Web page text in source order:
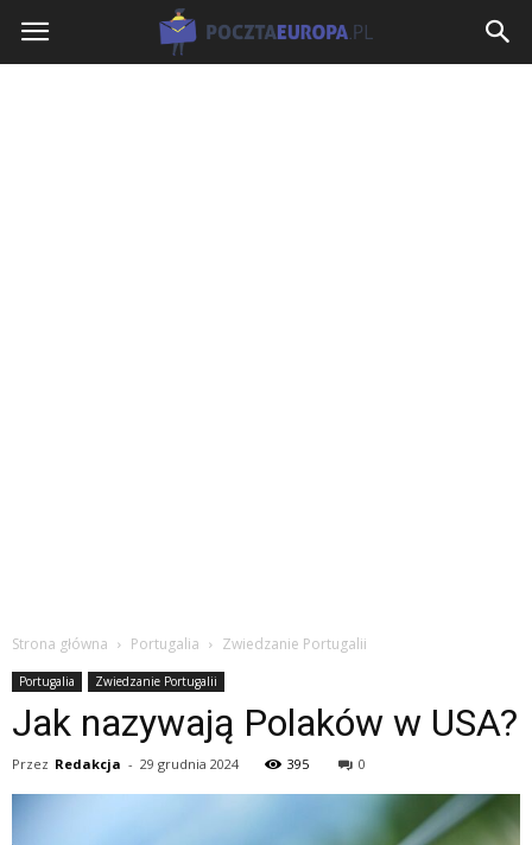
PocztaEuropa.pl
Strona główna Portugalia Zwiedzanie Portugalii
Portugalia Zwiedzanie Portugalii
Jak nazywają Polaków w USA?
Przez Redakcja - 29 grudnia 2024 395 0